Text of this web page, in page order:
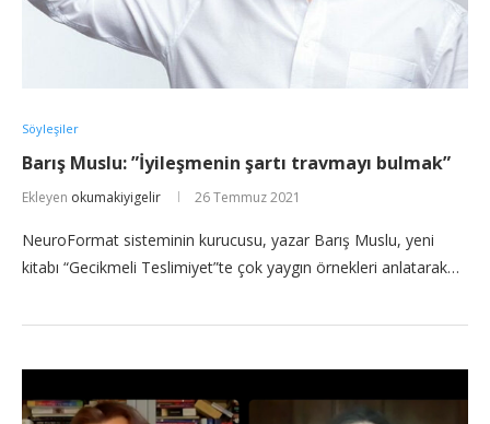
Söyleşiler
Barış Muslu: ”İyileşmenin şartı travmayı bulmak”
Ekleyen okumakiyigelir 26 Temmuz 2021
NeuroFormat sisteminin kurucusu, yazar Barış Muslu, yeni
kitabı “Gecikmeli Teslimiyet”te çok yaygın örnekleri anlatarak…